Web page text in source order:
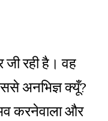
रही है। वह
अनभिज्ञ क्यूँ?
करनेवाला और